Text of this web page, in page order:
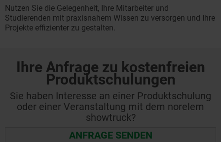
Nutzen Sie die Gelegenheit, Ihre Mitarbeiter und
Studierenden mit praxisnahem Wissen zu versorgen und Ihre
Projekte effizienter zu gestalten.
Ihre Anfrage zu kostenfreien
Produktschulungen
Sie haben Interesse an einer Produktschulung
oder einer Veranstaltung mit dem norelem
showtruck?
ANFRAGE SENDEN